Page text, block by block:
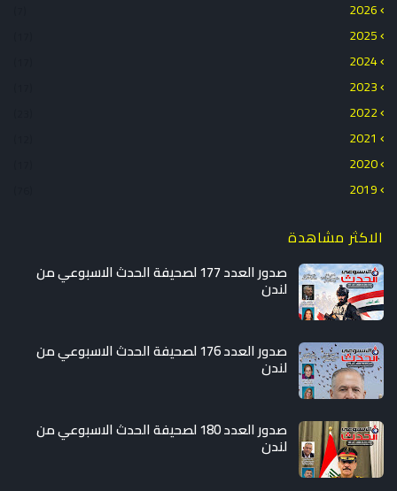
2026
2025
2024
2023
2022
2021
2020
2019
الاكثر مشاهدة
صدور العدد 177 لصحيفة الحدث الاسبوعي من
لندن
صدور العدد 176 لصحيفة الحدث الاسبوعي من
لندن
صدور العدد 180 لصحيفة الحدث الاسبوعي من
لندن